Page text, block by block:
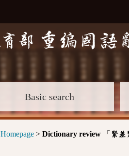
Basic search
Homepage > Dictionary review 「 緊